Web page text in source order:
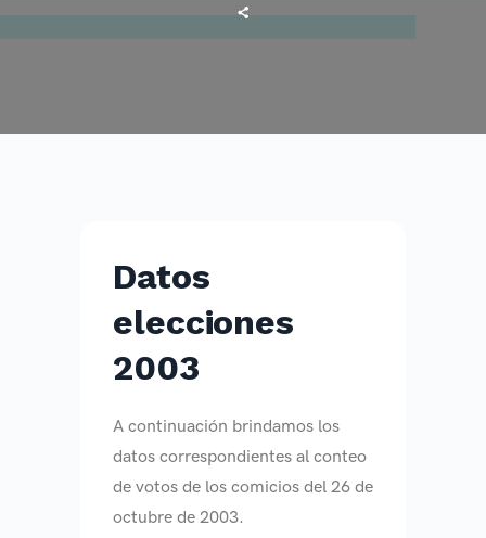
Datos
elecciones
2003
A continuación brindamos los
datos correspondientes al conteo
de votos de los comicios del 26 de
octubre de 2003.